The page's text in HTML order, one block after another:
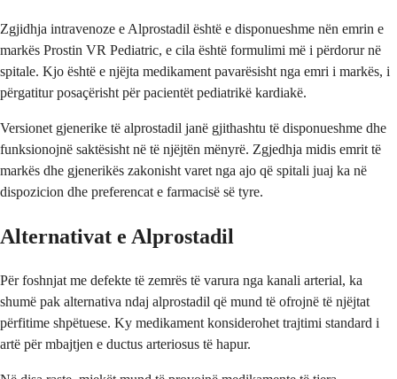
Zgjidhja intravenoze e Alprostadil është e disponueshme nën emrin e
markës Prostin VR Pediatric, e cila është formulimi më i përdorur në
spitale. Kjo është e njëjta medikament pavarësisht nga emri i markës, i
përgatitur posaçërisht për pacientët pediatrikë kardiakë.
Versionet gjenerike të alprostadil janë gjithashtu të disponueshme dhe
funksionojnë saktësisht në të njëjtën mënyrë. Zgjedhja midis emrit të
markës dhe gjenerikës zakonisht varet nga ajo që spitali juaj ka në
dispozicion dhe preferencat e farmacisë së tyre.
Alternativat e Alprostadil
Për foshnjat me defekte të zemrës të varura nga kanali arterial, ka
shumë pak alternativa ndaj alprostadil që mund të ofrojnë të njëjtat
përfitime shpëtuese. Ky medikament konsiderohet trajtimi standard i
artë për mbajtjen e ductus arteriosus të hapur.